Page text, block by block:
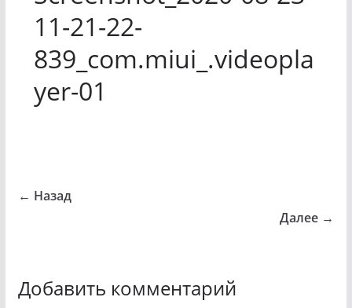
11-21-22-
839_com.miui_.videopla
yer-01
← Назад
Далее →
Добавить комментарий